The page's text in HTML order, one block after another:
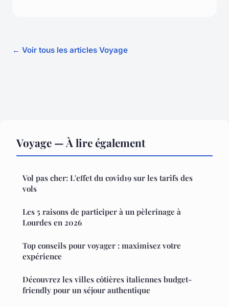
← Voir tous les articles Voyage
Voyage — À lire également
Vol pas cher: L'effet du covid19 sur les tarifs des
vols
Les 5 raisons de participer à un pèlerinage à
Lourdes en 2026
Top conseils pour voyager : maximisez votre
expérience
Découvrez les villes côtières italiennes budget-
friendly pour un séjour authentique